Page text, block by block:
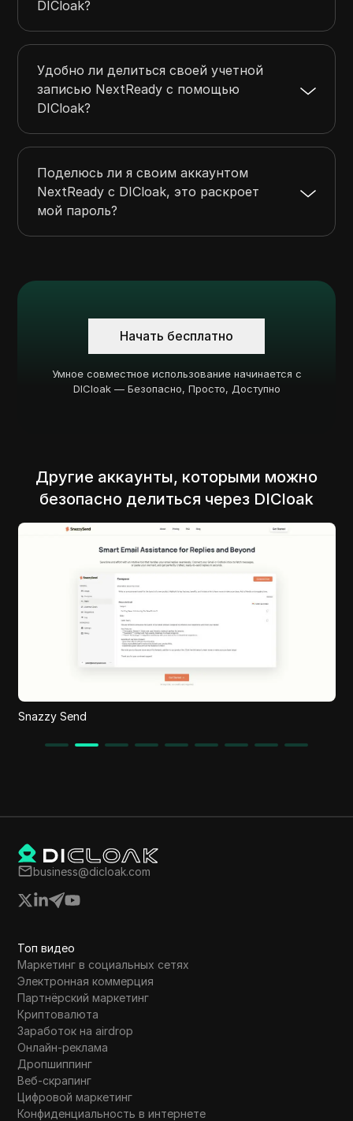
DICloak?
Удобно ли делиться своей учетной
записью NextReady с помощью
DICloak?
Поделюсь ли я своим аккаунтом
NextReady с DICloak, это раскроет
мой пароль?
Начать бесплатно
Умное совместное использование начинается с
DICloak — Безопасно, Просто, Доступно
Другие аккаунты, которыми можно
безопасно делиться через DICloak
AskSpot
business@dicloak.com
Топ видео
Маркетинг в социальных сетях
Электронная коммерция
Партнёрский маркетинг
Криптовалюта
Заработок на airdrop
Онлайн-реклама
Дропшиппинг
Веб-скрапинг
Цифровой маркетинг
Конфиденциальность в интернете